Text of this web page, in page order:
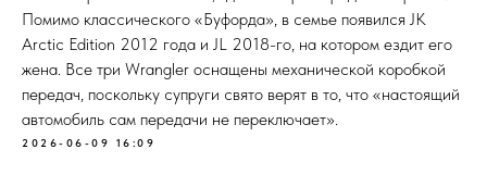
Помимо классического «Буфорда», в семье появился JK
Arctic Edition 2012 года и JL 2018-го, на котором ездит его
жена. Все три Wrangler оснащены механической коробкой
передач, поскольку супруги свято верят в то, что «настоящий
автомобиль сам передачи не переключает».
2026-06-09 16:09